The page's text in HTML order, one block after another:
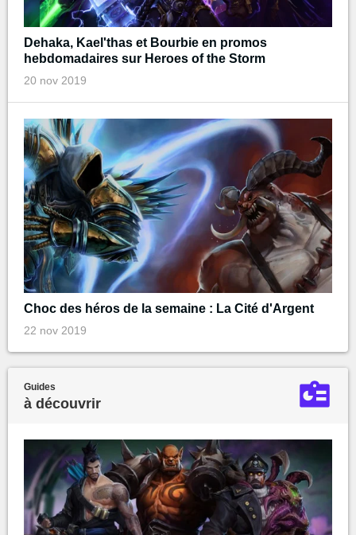
Dehaka, Kael'thas et Bourbie en promos
hebdomadaires sur Heroes of the Storm
20 nov 2019
Choc des héros de la semaine : La Cité d'Argent
22 nov 2019
Guides
à découvrir